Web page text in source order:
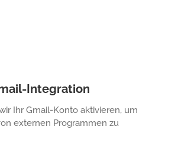
Integration
Ihr Gmail-Konto aktivieren, um
externen Programmen zu